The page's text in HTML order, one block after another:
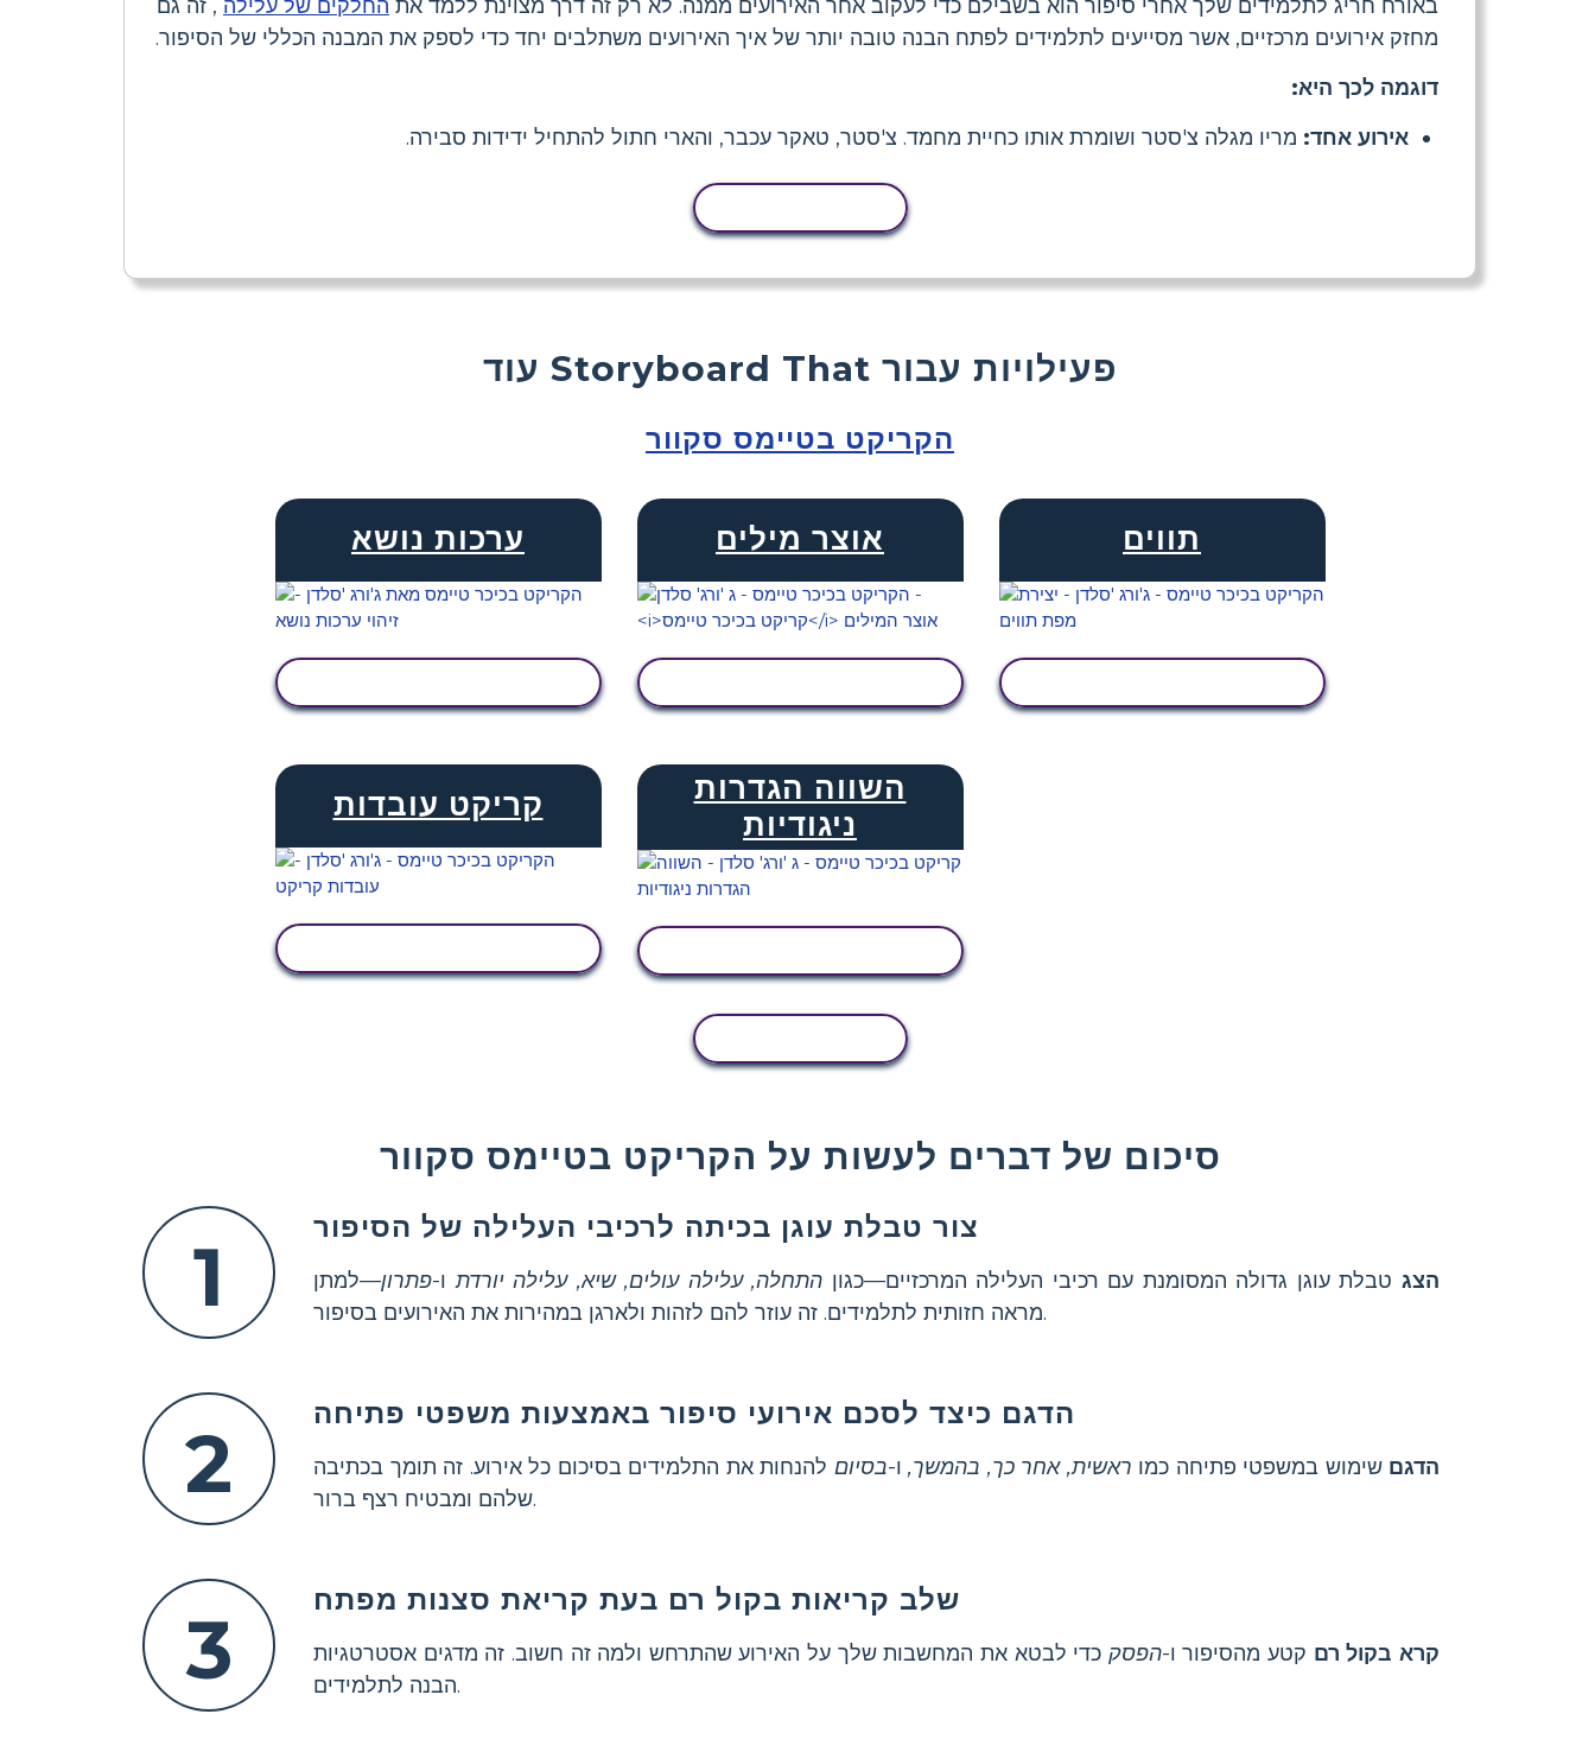
באורח חריג לתלמידים שלך אחרי סיפור הוא בשבילם כדי לעקוב אחר האירועים ממנה. לא רק זה דרך מצוינת ללמד את החלקים של עלילה , זה גם
מחזק אירועים מרכזיים, אשר מסייעים לתלמידים לפתח הבנה טובה יותר של איך האירועים משתלבים יחד כדי לספק את המבנה הכללי של הסיפור.
דוגמה לכך היא:
אירוע אחד: מריו מגלה צ'סטר ושומרת אותו כחיית מחמד. צ'סטר, טאקר עכבר, והארי חתול להתחיל ידידות סבירה.
סיכום של דברים לעשות על הקריקט בטיימס סקוור
1
צור טבלת עוגן בכיתה לרכיבי העלילה של הסיפור
הצגטבלת עוגן גדולה המסומנת עם רכיבי העלילה המרכזיים—כגון התחלה, עלילה עולים, שיא, עלילה יורדתו-פתרון—למתן
מראה חזותית לתלמידים. זה עוזר להם לזהות ולארגן במהירות את האירועים בסיפור.
2
הדגם כיצד לסכם אירועי סיפור באמצעות משפטי פתיחה
הדגם שימוש במשפטי פתיחה כמו ראשית, אחר כך, בהמשך, ו-בסיום להנחות את התלמידים בסיכום כל אירוע. זה תומך בכתיבה
שלהם ומבטיח רצף ברור.
3
שלב קריאות בקול רם בעת קריאת סצנות מפתח
קרא בקול רם קטע מהסיפור ו-הפסק כדי לבטא את המחשבות שלך על האירוע שהתרחש ולמה זה חשוב. זה מדגים אסטרטגיות
הבנה לתלמידים.
עוד Storyboard That פעילויות עבור
הקריקט בטיימס סקוור
ערכות נושא אוצר מילים תווים
קריקט עובדות
השווה הגדרות
ניגודיות